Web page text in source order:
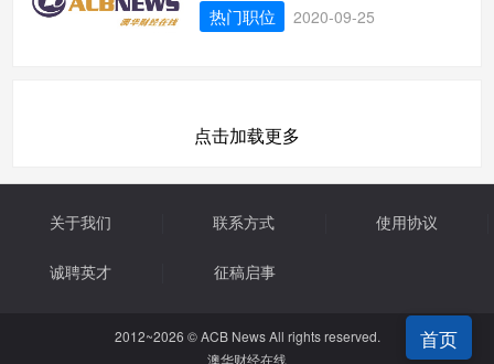
热门职位 2020-09-25
点击加载更多
关于我们 联系方式 使用协议
诚聘英才 征稿启事
2012~2026 © ACB News All rights reserved.
澳华财经在线
首页